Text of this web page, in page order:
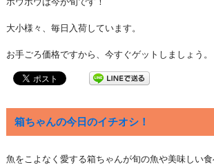
大小様々、毎日入荷しています。
お手ごろ価格ですから、今すぐゲットしましょう。
箱ちゃんの今日のイチオシ！
魚をこよなく愛する箱ちゃんが旬の魚や美味しい食